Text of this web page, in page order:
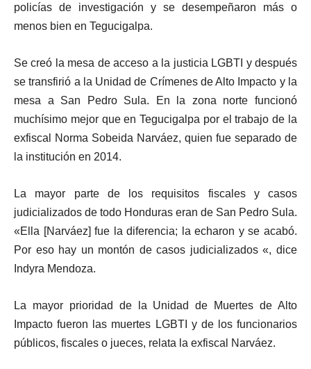
policías de investigación y se desempeñaron más o
menos bien en Tegucigalpa.
Se creó la mesa de acceso a la justicia LGBTI y después
se transfirió a la Unidad de Crímenes de Alto Impacto y la
mesa a San Pedro Sula. En la zona norte funcionó
muchísimo mejor que en Tegucigalpa por el trabajo de la
exfiscal Norma Sobeida Narváez, quien fue separado de
la institución en 2014.
La mayor parte de los requisitos fiscales y casos
judicializados de todo Honduras eran de San Pedro Sula.
«Ella [Narváez] fue la diferencia; la echaron y se acabó.
Por eso hay un montón de casos judicializados «, dice
Indyra Mendoza.
La mayor prioridad de la Unidad de Muertes de Alto
Impacto fueron las muertes LGBTI y de los funcionarios
públicos, fiscales o jueces, relata la exfiscal Narváez.